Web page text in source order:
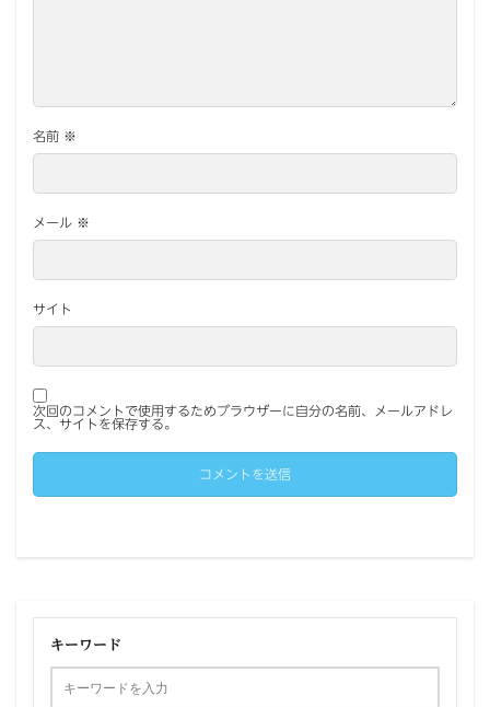
名前 ※
メール ※
サイト
次回のコメントで使用するためブラウザーに自分の名前、メールアドレ
ス、サイトを保存する。
キーワード